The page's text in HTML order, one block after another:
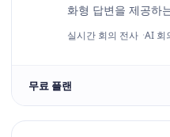
화형 답변을 제공하
실시간 회의 전사 AI 회
무료 플랜